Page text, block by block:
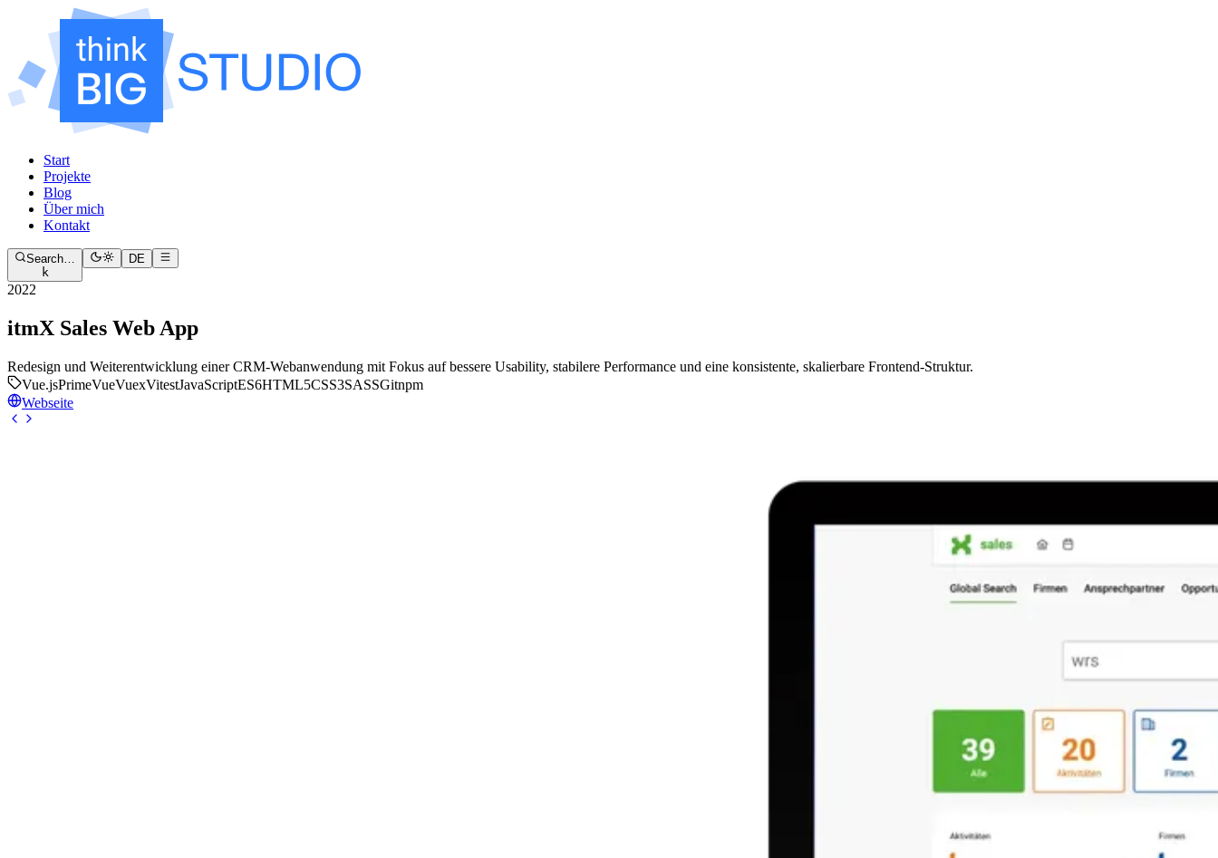
Start
Projekte
Blog
Über mich
Kontakt
Search…
k
DE
2022
itmX Sales Web App
Redesign und Weiterentwicklung einer CRM-Webanwendung mit Fokus auf bessere Usability, stabilere Performance und eine konsistente, skalierbare Frontend-Struktur.
Vue.jsPrimeVueVuexVitestJavaScriptES6HTML5CSS3SASSGitnpm
Webseite